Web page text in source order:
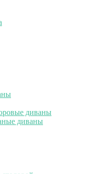
диваны
диваны